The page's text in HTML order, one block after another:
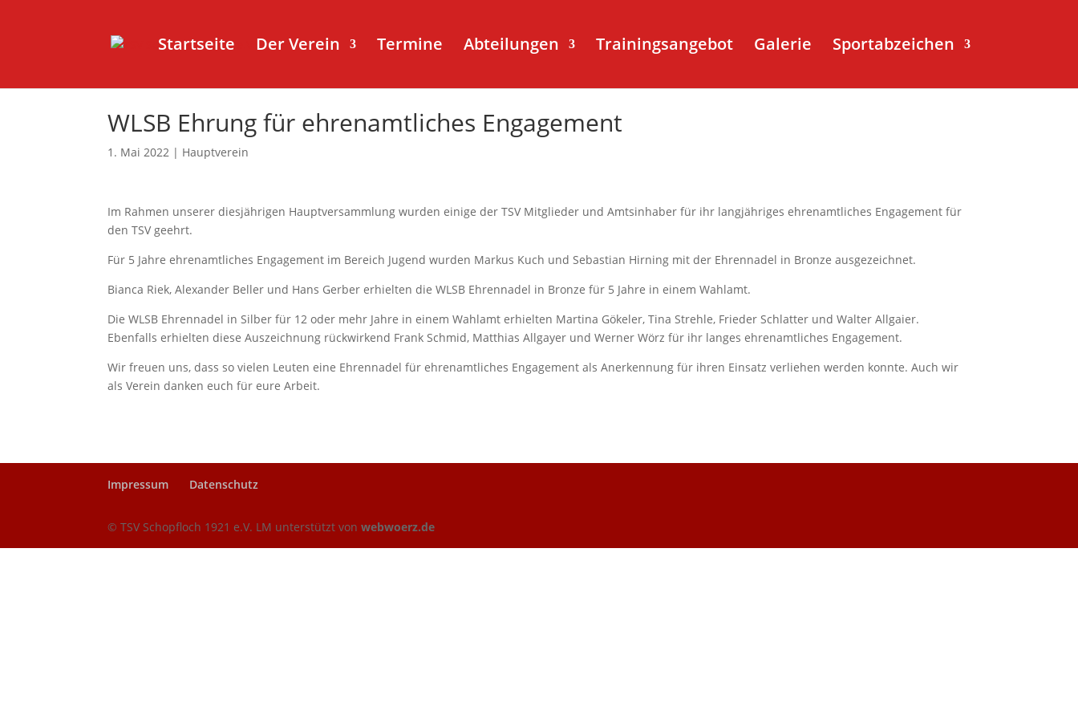
Startseite Der Verein Termine Abteilungen Trainingsangebot Galerie Sportabzeichen
WLSB Ehrung für ehrenamtliches Engagement
1. Mai 2022 | Hauptverein
Im Rahmen unserer diesjährigen Hauptversammlung wurden einige der TSV Mitglieder und Amtsinhaber für ihr langjähriges ehrenamtliches Engagement für
den TSV geehrt.
Für 5 Jahre ehrenamtliches Engagement im Bereich Jugend wurden Markus Kuch und Sebastian Hirning mit der Ehrennadel in Bronze ausgezeichnet.
Bianca Riek, Alexander Beller und Hans Gerber erhielten die WLSB Ehrennadel in Bronze für 5 Jahre in einem Wahlamt.
Die WLSB Ehrennadel in Silber für 12 oder mehr Jahre in einem Wahlamt erhielten Martina Gökeler, Tina Strehle, Frieder Schlatter und Walter Allgaier.
Ebenfalls erhielten diese Auszeichnung rückwirkend Frank Schmid, Matthias Allgayer und Werner Wörz für ihr langes ehrenamtliches Engagement.
Wir freuen uns, dass so vielen Leuten eine Ehrennadel für ehrenamtliches Engagement als Anerkennung für ihren Einsatz verliehen werden konnte. Auch wir
als Verein danken euch für eure Arbeit.
Impressum Datenschutz
© TSV Schopfloch 1921 e.V. LM unterstützt vonwebwoerz.de